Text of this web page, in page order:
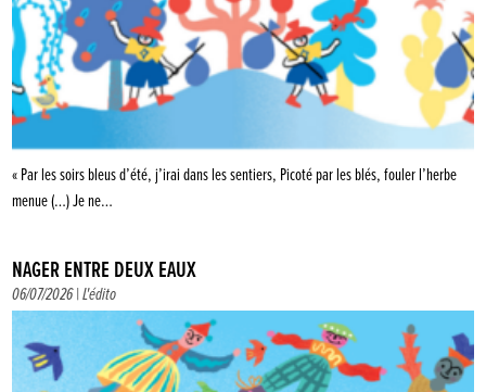
« Par les soirs bleus d’été, j’irai dans les sentiers, Picoté par les blés, fouler l’herbe
menue (…) Je ne…
NAGER ENTRE DEUX EAUX
06/07/2026 |L'édito